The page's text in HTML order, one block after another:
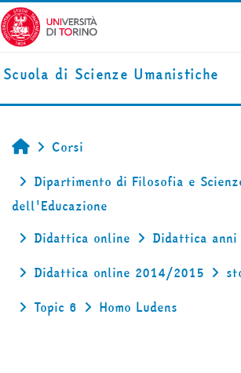
Vai al contenuto principale
Scuola di Scienze Umanistiche
Home
Corsi
Dipartimento di Filosofia e
dell'Educazione
Didattica online
Didattica
Didattica online 2014/2015
Topic 6
Homo Ludens